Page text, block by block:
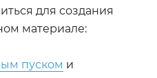
для создания
материале:
пуском и